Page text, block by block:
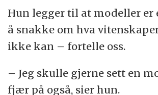
Hun legger til at modeller er
å snakke om hva
ikke kan – fortelle oss.
– Jeg skulle gjerne sett en
fjær på også, sier hun.